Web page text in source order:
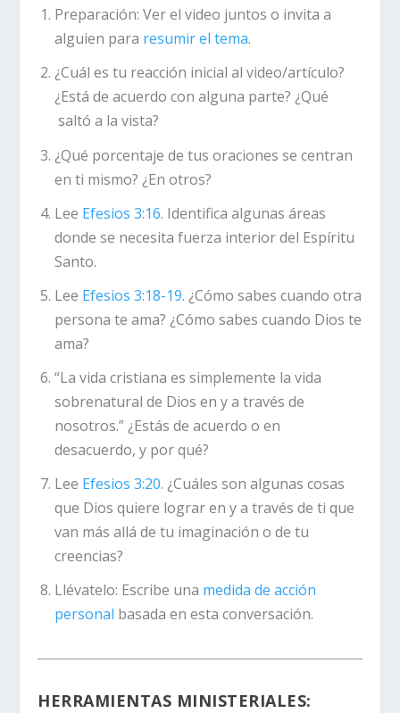
Preparación: Ver el video juntos o invita a
alguien para resumir el tema.
¿Cuál es tu reacción inicial al video/artículo?
¿Está de acuerdo con alguna parte? ¿Qué
saltó a la vista?
¿Qué porcentaje de tus oraciones se centran
en ti mismo? ¿En otros?
Lee Efesios 3:16. Identifica algunas áreas
donde se necesita fuerza interior del Espíritu
Santo.
Lee Efesios 3:18-19. ¿Cómo sabes cuando otra
persona te ama? ¿Cómo sabes cuando Dios te
ama?
“La vida cristiana es simplemente la vida
sobrenatural de Dios en y a través de
nosotros.” ¿Estás de acuerdo o en
desacuerdo, y por qué?
Lee Efesios 3:20. ¿Cuáles son algunas cosas
que Dios quiere lograr en y a través de ti que
van más allá de tu imaginación o de tu
creencias?
Llévatelo: Escribe una medida de acción
personal basada en esta conversación.
HERRAMIENTAS MINISTERIALES: